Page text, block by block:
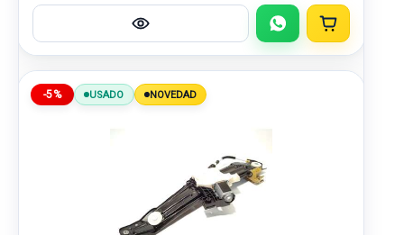
-5% USADO NOVEDAD